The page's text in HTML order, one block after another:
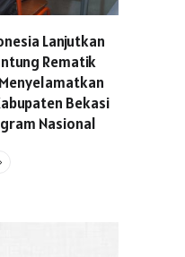
Lanjutkan
Rematik
Bekasi
Nasional